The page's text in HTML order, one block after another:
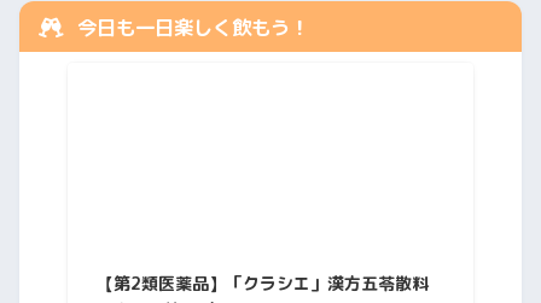
今日も一日楽しく飲もう！
【第2類医薬品】「クラシエ」漢方五苓散料